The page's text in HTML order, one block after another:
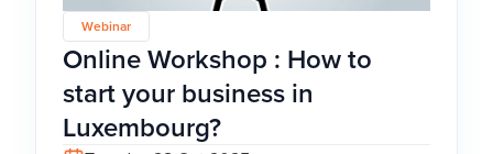
Webinar
Online Workshop : How to
start your business in
Luxembourg?